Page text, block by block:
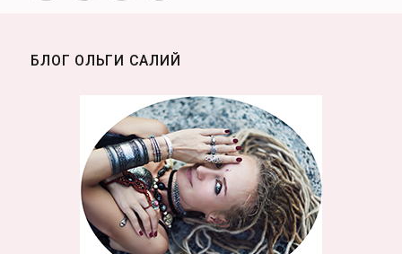
БЛОГ ОЛЬГИ САЛИЙ